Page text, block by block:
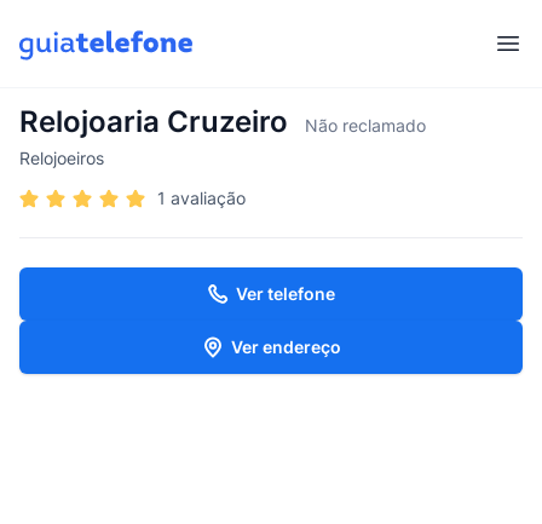
Relojoaria Cruzeiro
Não reclamado
Relojoeiros
1 avaliação
Ver telefone
Ver endereço